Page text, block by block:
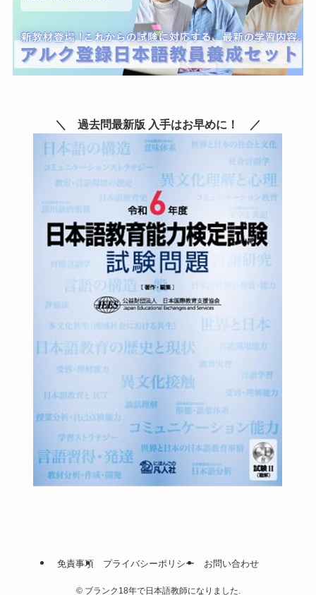
＼ 過去問最新版 入手はお早めに！ ／
免責事項 プライバシーポリシー お問い合わせ
©ブランク18年で日本語教師になりました.